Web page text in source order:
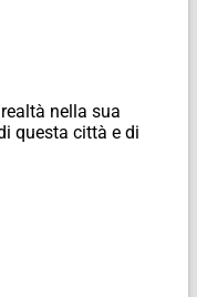
nella sua
questa città e di